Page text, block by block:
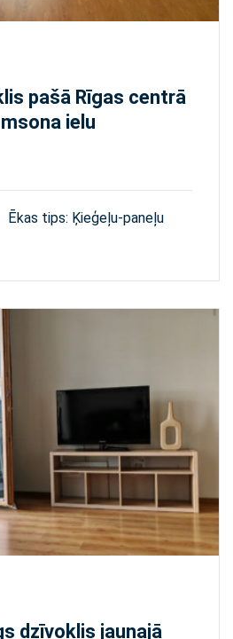
pašā Rīgas centrā
ielu
Ēkas tips: Ķieģeļu-paneļu
dzīvoklis jaunajā